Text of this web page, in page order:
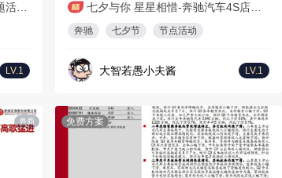
LV.1
奔驰 七夕节 节点活动
大智若愚小夫酱 LV.1
券商 免费方案